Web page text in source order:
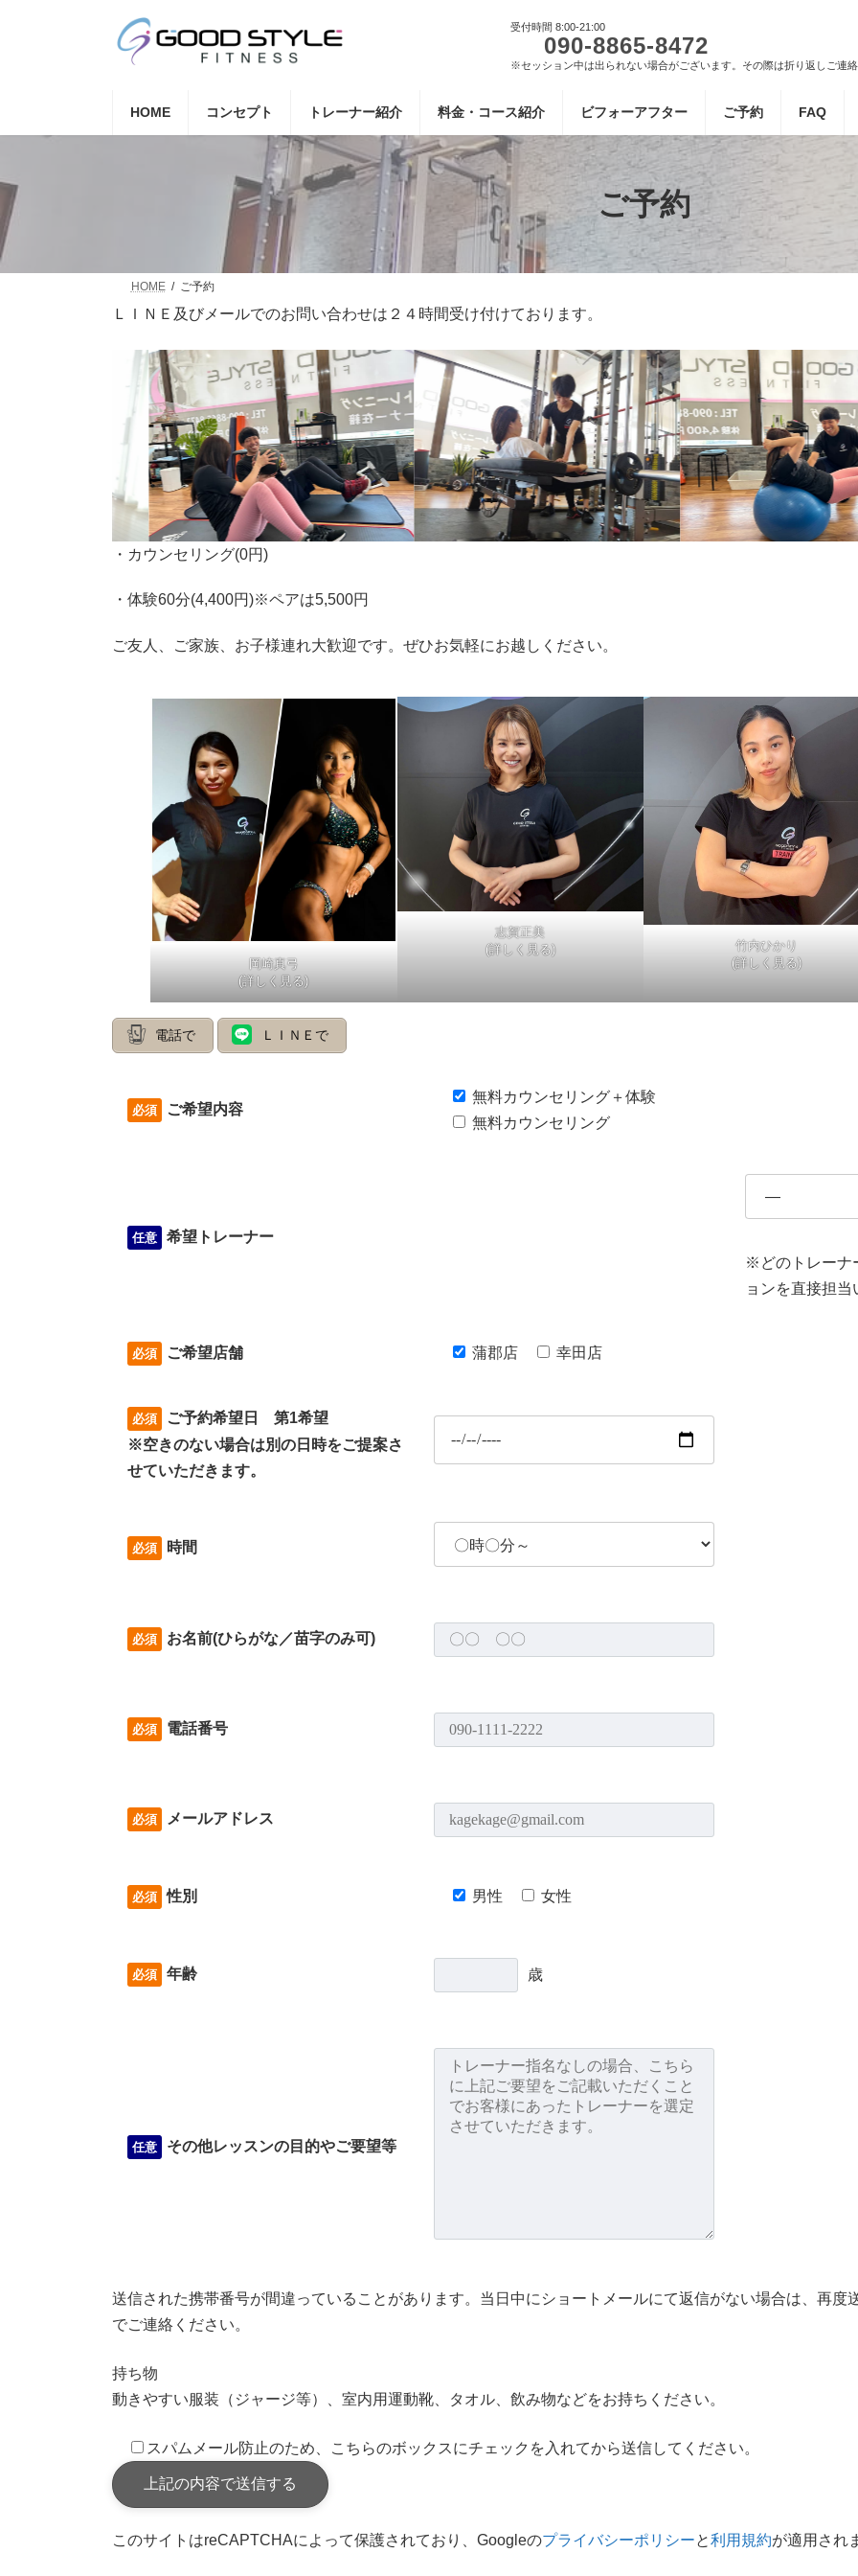
プ
動
受付時間 8:00-21:00
090-8865-8472
※セッション中は出られない場合がございます。その際は折り返しご連絡
HOME コンセプト トレーナー紹介 料金・コース紹介 ビフォーアフター ご予約 FAQ
ご予約
HOME ご予約
ＬＩＮＥ及びメールでのお問い合わせは２４時間受け付けております。
・カウンセリング(0円)
・体験60分(4,400円)※ペアは5,500円
ご友人、ご家族、お子様連れ大歓迎です。ぜひお気軽にお越しください。
岡崎真弓
(詳しく見る)
志賀正美
(詳しく見る)
竹内ひかり
(詳しく見る)
電話で ＬＩＮＥで
必須 ご希望内容
無料カウンセリング＋体験
無料カウンセリング
任意
希望トレーナー
※どのトレーナ
ョンを直接担当
必須 ご希望店舗 蒲郡店 幸田店
必須
ご予約希望日 第1希望
※空きのない場合は別の日時をご提案さ
せていただきます。
必須 時間
必須 お名前(ひらがな／苗字のみ可)
必須 電話番号
必須 メールアドレス
必須 性別 男性 女性
必須 年齢 歳
任意 その他レッスンの目的やご要望等
送信された携帯番号が間違っていることがあります。当日中にショートメールにて返信がない場合は、再度
でご連絡ください。
持ち物
動きやすい服装（ジャージ等）、室内用運動靴、タオル、飲み物などをお持ちください。
スパムメール防止のため、こちらのボックスにチェックを入れてから送信してください。
このサイトはreCAPTCHAによって保護されており、Googleのプライバシーポリシーと利用規約が適用され